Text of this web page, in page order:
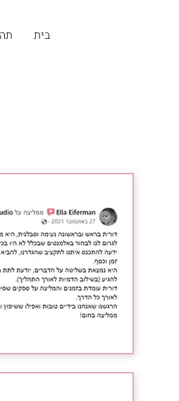
בית